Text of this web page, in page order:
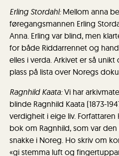
Erling Stordahl: Mellom anna
føregangsmannen Erling
Anna. Erling var blind, men
for både Riddarrennet og
elles i verda. Arkivet er så
plass på lista over Noregs
Ragnhild Kaata:Vi har
blinde Ragnhild Kaata (1873-
verdigheit i eige liv. Forfattaren
bok om Ragnhild, som var
snakke i Noreg. Ho skriv om
«gi stemma luft og